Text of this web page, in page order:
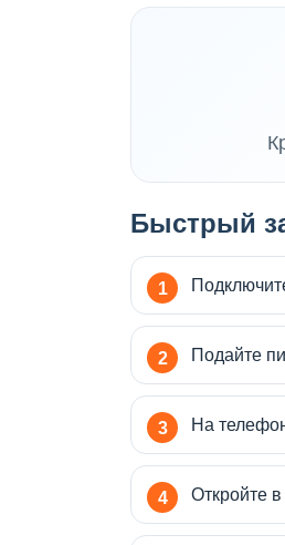
Быстрый
Подайте
На
Откройте